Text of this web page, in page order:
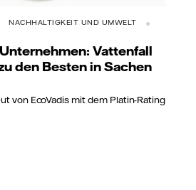
NACHHALTIGKEIT UND UMWELT
Vattenfall
den Besten in Sachen
von EcoVadis mit dem Platin-Rating